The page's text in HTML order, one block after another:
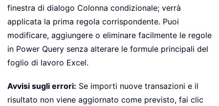
finestra di dialogo Colonna condizionale; verrà
applicata la prima regola corrispondente. Puoi
modificare, aggiungere o eliminare facilmente le regole
in Power Query senza alterare le formule principali del
foglio di lavoro Excel.
Avvisi sugli errori: Se importi nuove transazioni e il
risultato non viene aggiornato come previsto, fai clic